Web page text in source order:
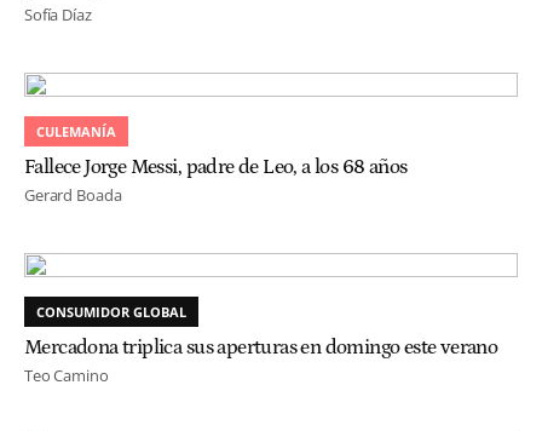
Sofía Díaz
CULEMANÍA
Fallece Jorge Messi, padre de Leo, a los 68 años
Gerard Boada
CONSUMIDOR GLOBAL
Mercadona triplica sus aperturas en domingo este verano
Teo Camino